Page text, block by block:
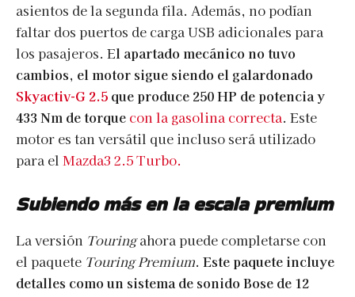
asientos de la segunda fila. Además, no podían
faltar dos puertos de carga USB adicionales para
los pasajeros. El apartado mecánico no tuvo
cambios, el motor sigue siendo el galardonado
Skyactiv-G 2.5 que produce 250 HP de potencia y
433 Nm de torque con la gasolina correcta. Este
motor es tan versátil que incluso será utilizado
para el Mazda3 2.5 Turbo.
Subiendo más en la escala premium
La versión Touringahora puede completarse con
el paquete Touring Premium. Este paquete incluye
detalles como un sistema de sonido Bose de 12